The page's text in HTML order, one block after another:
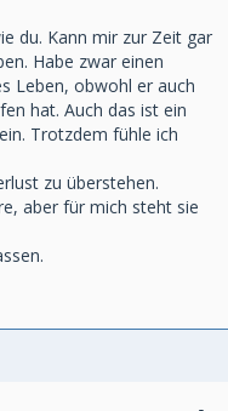
du. Kann mir zur Zeit gar
Habe zwar einen
Leben, obwohl er auch
hat. Auch das ist ein
Trotzdem fühle ich
zu überstehen.
aber für mich steht sie